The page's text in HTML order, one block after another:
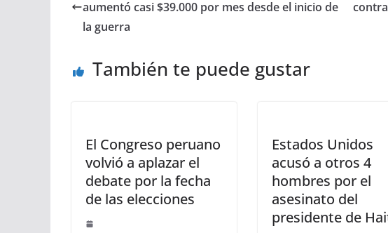
aumentó casi $39.000 por mes desde el inicio de
la guerra
También te puede gustar
El Congreso peruano
volvió a aplazar el
debate por la fecha
de las elecciones
Estados Unidos
acusó a otros 4
hombres por el
asesinato del
presidente de